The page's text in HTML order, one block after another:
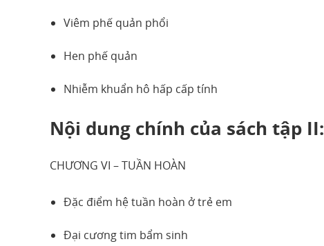
Viêm phế quản phổi
Hen phế quản
Nhiễm khuẩn hô hấp cấp tính
Nội dung chính của sách tập II:
CHƯƠNG VI – TUẦN HOÀN
Đặc điểm hệ tuần hoàn ở trẻ em
Đại cương tim bẩm sinh